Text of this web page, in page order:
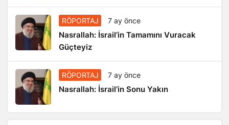
RÖPORTAJ 7 ay önce
Nasrallah: İsrail’in Tamamını Vuracak
Güçteyiz
RÖPORTAJ 7 ay önce
Nasrallah: İsrail’in Sonu Yakın